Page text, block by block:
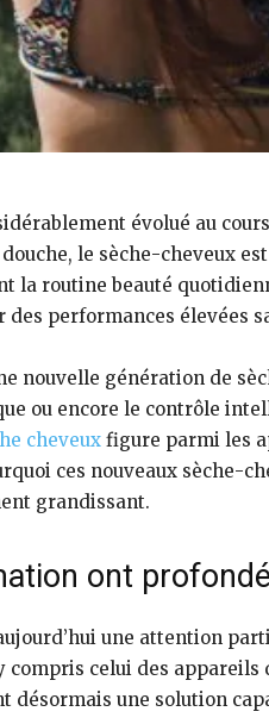
évolué au
le sèche-cheveux
routine beauté
performances élevées
nouvelle génération de
ou encore le contrôle
cheveux figure parmi les
ces nouveaux sèche-
grandissant.
ont
une attention
compris celui des
une solution